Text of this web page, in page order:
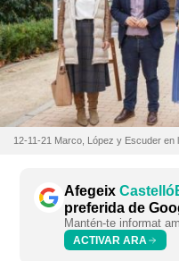
12-11-21 Marco, López y Escuder
Afegeix
preferida de
Mantén-te informat
ACTIVAR ARA